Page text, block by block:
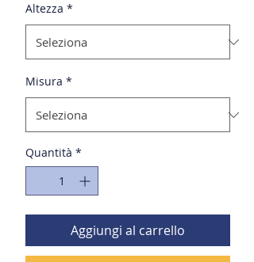
Altezza *
Misura *
Quantità *
Aggiungi al carrello